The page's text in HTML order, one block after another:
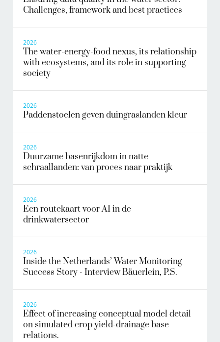
Challenges, framework and best practices
2026
The water-energy-food nexus, its relationship
with ecosystems, and its role in supporting
society
2026
Paddenstoelen geven duingraslanden kleur
2026
Duurzame basenrijkdom in natte
schraallanden: van proces naar praktijk
2026
Een routekaart voor AI in de
drinkwatersector
2026
Inside the Netherlands’ Water Monitoring
Success Story - Interview Bäuerlein, P.S.
2026
Effect of increasing conceptual model detail
on simulated crop yield-drainage base
relations.